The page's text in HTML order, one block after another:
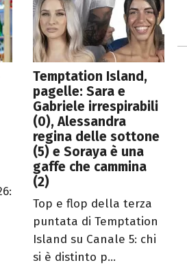
Temptation Island,
pagelle: Sara e
Gabriele irrespirabili
(0), Alessandra
regina delle sottone
(5) e Soraya è una
gaffe che cammina
(2)
Top e flop della terza
puntata di Temptation
Island su Canale 5: chi
si è distinto p...